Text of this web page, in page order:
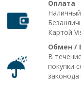
Оплата
Картой
Обмен /
В
покупки